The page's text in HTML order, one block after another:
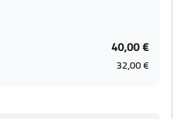
40,00 €
32,00 €